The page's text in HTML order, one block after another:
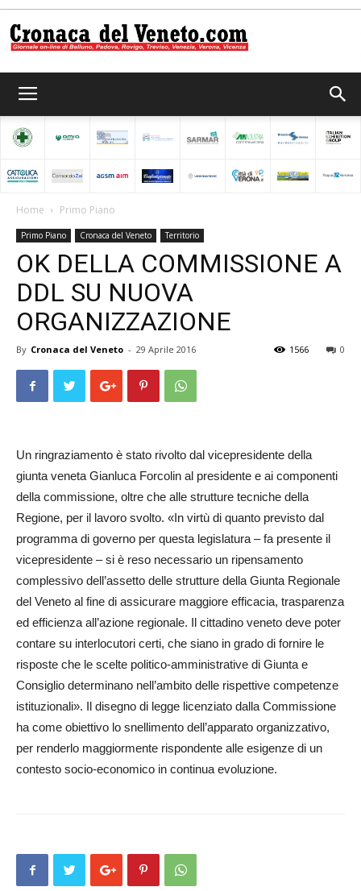
del
Veneto
Home Primo Piano
Primo Piano Cronaca del Veneto Territorio
OK DELLA COMMISSIONE A
DDL SU NUOVA
ORGANIZZAZIONE
By Cronaca del Veneto - 29 Aprile 2016 0
1566
Un ringraziamento è stato rivolto dal vicepresidente della
giunta veneta Gianluca Forcolin al presidente e ai componenti
della commissione, oltre che alle strutture tecniche della
Regione, per il lavoro svolto. «In virtù di quanto previsto dal
programma di governo per questa legislatura – fa presente il
vicepresidente – si è reso necessario un ripensamento
complessivo dell’assetto delle strutture della Giunta Regionale
del Veneto al fine di assicurare maggiore efficacia, trasparenza
ed efficienza all’azione regionale. Il cittadino veneto deve poter
contare su interlocutori certi, che siano in grado di fornire le
risposte che le scelte politico-amministrative di Giunta e
Consiglio determinano nell’ambito delle rispettive competenze
istituzionali». Il disegno di legge licenziato dalla Commissione
ha come obiettivo lo snellimento dell’apparato organizzativo,
per renderlo maggiormente rispondente alle esigenze di un
contesto socio-economico in continua evoluzione.